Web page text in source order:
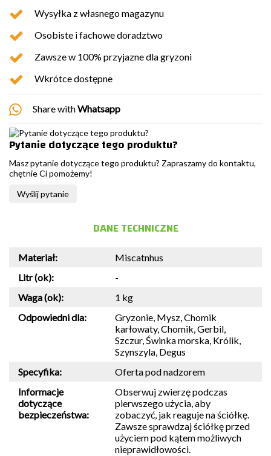
Wysyłka z własnego magazynu
Osobiste i fachowe doradztwo
Zawsze w 100% przyjazne dla gryzoni
Wkrótce dostępne
Share withWhatsapp
Pytanie dotyczące tego produktu?
Masz pytanie dotyczące tego produktu? Zapraszamy do kontaktu,
chętnie Ci pomożemy!
Wyślij pytanie
DANE TECHNICZNE
Materiał:
Miscatnhus
Litr (ok):
-
Waga (ok):
1 kg
Odpowiedni dla:
Gryzonie, Mysz, Chomik
karłowaty, Chomik, Gerbil,
Szczur, Świnka morska, Królik,
Szynszyla, Degus
Specyfika:
Oferta pod nadzorem
Informacje
dotyczące
bezpieczeństwa:
Obserwuj zwierzę podczas
pierwszego użycia, aby
zobaczyć, jak reaguje na ściółkę.
Zawsze sprawdzaj ściółkę przed
użyciem pod kątem możliwych
nieprawidłowości.